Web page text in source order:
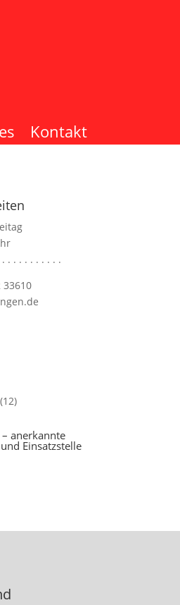
Kontakt
. . . . . . . . . .
33610
anerkannte
Einsatzstelle